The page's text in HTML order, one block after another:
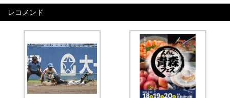
レコメンド